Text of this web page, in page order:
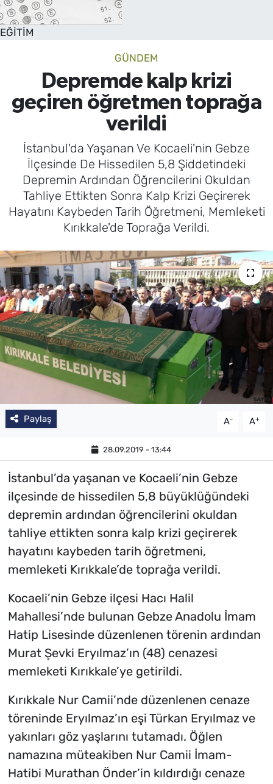
EĞİTİM
GÜNDEM
Depremde kalp krizi
geçiren öğretmen toprağa
verildi
İstanbul'da Yaşanan Ve Kocaeli'nin Gebze
İlçesinde De Hissedilen 5,8 Şiddetindeki
Depremin Ardından Öğrencilerini Okuldan
Tahliye Ettikten Sonra Kalp Krizi Geçirerek
Hayatını Kaybeden Tarih Öğretmeni, Memleketi
Kırıkkale'de Toprağa Verildi.
Paylaş A- A+
28.09.2019 - 13:44
İstanbul’da yaşanan ve Kocaeli’nin Gebze
ilçesinde de hissedilen 5,8 büyüklüğündeki
depremin ardından öğrencilerini okuldan
tahliye ettikten sonra kalp krizi geçirerek
hayatını kaybeden tarih öğretmeni,
memleketi Kırıkkale’de toprağa verildi.
Kocaeli’nin Gebze ilçesi Hacı Halil
Mahallesi’nde bulunan Gebze Anadolu İmam
Hatip Lisesinde düzenlenen törenin ardından
Murat Şevki Eryılmaz’ın (48) cenazesi
memleketi Kırıkkale’ye getirildi.
Kırıkkale Nur Camii’nde düzenlenen cenaze
töreninde Eryılmaz’ın eşi Türkan Eryılmaz ve
yakınları göz yaşlarını tutamadı. Öğlen
namazına müteakiben Nur Camii İmam-
Hatibi Murathan Önder’in kıldırdığı cenaze